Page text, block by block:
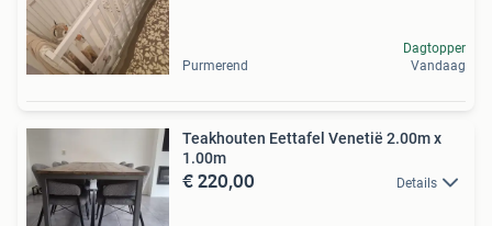
Purmerend
Dagtopper
Vandaag
Teakhouten Eettafel Venetië 2.00m x
1.00m
€ 220,00 Details